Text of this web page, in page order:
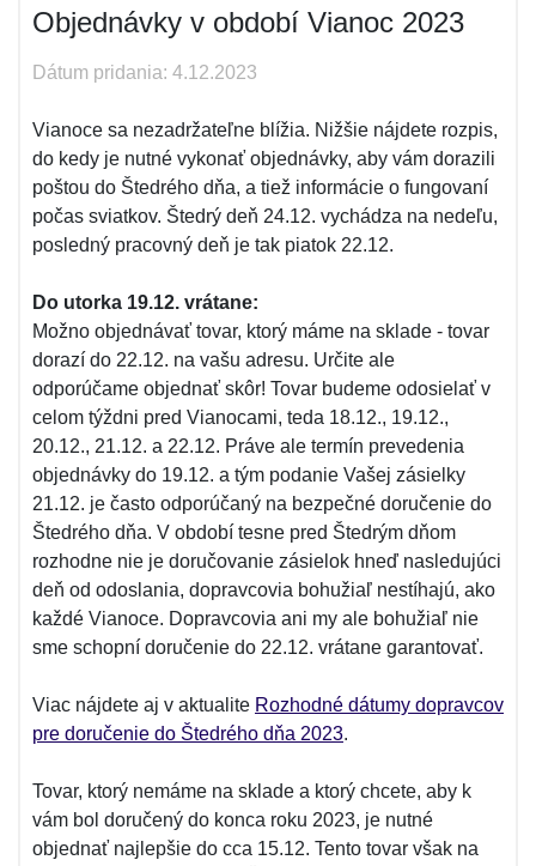
Objednávky v období Vianoc 2023
Dátum pridania: 4.12.2023
Vianoce sa nezadržateľne blížia. Nižšie nájdete rozpis,
do kedy je nutné vykonať objednávky, aby vám dorazili
poštou do Štedrého dňa, a tiež informácie o fungovaní
počas sviatkov. Štedrý deň 24.12. vychádza na nedeľu,
posledný pracovný deň je tak piatok 22.12.
Do utorka 19.12. vrátane:
Možno objednávať tovar, ktorý máme na sklade - tovar
dorazí do 22.12. na vašu adresu. Určite ale
odporúčame objednať skôr! Tovar budeme odosielať v
celom týždni pred Vianocami, teda 18.12., 19.12.,
20.12., 21.12. a 22.12. Práve ale termín prevedenia
objednávky do 19.12. a tým podanie Vašej zásielky
21.12. je často odporúčaný na bezpečné doručenie do
Štedrého dňa. V období tesne pred Štedrým dňom
rozhodne nie je doručovanie zásielok hneď nasledujúci
deň od odoslania, dopravcovia bohužiaľ nestíhajú, ako
každé Vianoce. Dopravcovia ani my ale bohužiaľ nie
sme schopní doručenie do 22.12. vrátane garantovať.
Viac nájdete aj v aktualite Rozhodné dátumy dopravcov
pre doručenie do Štedrého dňa 2023.
Tovar, ktorý nemáme na sklade a ktorý chcete, aby k
vám bol doručený do konca roku 2023, je nutné
objednať najlepšie do cca 15.12. Tento tovar však na